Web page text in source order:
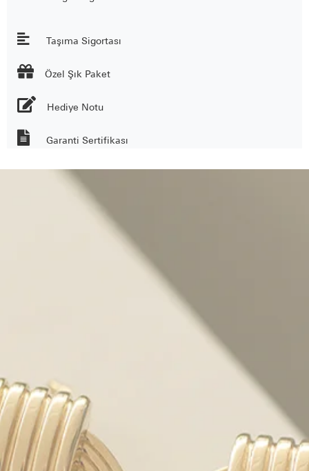
Taşıma Sigortası
 Özel Şık Paket
Hediye Notu
Garanti Sertifikası